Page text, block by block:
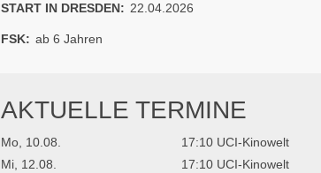
START IN DRESDEN: 22.04.2026
FSK: ab 6 Jahren
AKTUELLE TERMINE
Mo, 10.08.
17:10 UCI-Kinowelt
Mi, 12.08.
17:10 UCI-Kinowelt